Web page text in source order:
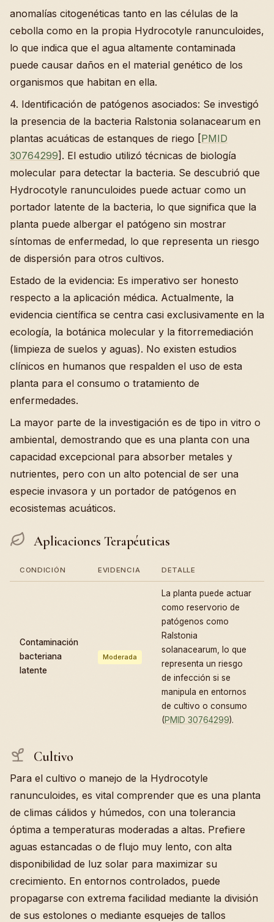
anomalías citogenéticas tanto en las células de la
cebolla como en la propia Hydrocotyle ranunculoides,
lo que indica que el agua altamente contaminada
puede causar daños en el material genético de los
organismos que habitan en ella.
4. Identificación de patógenos asociados: Se investigó
la presencia de la bacteria Ralstonia solanacearum en
plantas acuáticas de estanques de riego [PMID
30764299]. El estudio utilizó técnicas de biología
molecular para detectar la bacteria. Se descubrió que
Hydrocotyle ranunculoides puede actuar como un
portador latente de la bacteria, lo que significa que la
planta puede albergar el patógeno sin mostrar
síntomas de enfermedad, lo que representa un riesgo
de dispersión para otros cultivos.
Estado de la evidencia: Es imperativo ser honesto
respecto a la aplicación médica. Actualmente, la
evidencia científica se centra casi exclusivamente en la
ecología, la botánica molecular y la fitorremediación
(limpieza de suelos y aguas). No existen estudios
clínicos en humanos que respalden el uso de esta
planta para el consumo o tratamiento de
enfermedades.
La mayor parte de la investigación es de tipo in vitro o
ambiental, demostrando que es una planta con una
capacidad excepcional para absorber metales y
nutrientes, pero con un alto potencial de ser una
especie invasora y un portador de patógenos en
ecosistemas acuáticos.
Aplicaciones Terapéuticas
CONDICIÓN EVIDENCIA DETALLE
Contaminación
bacteriana
latente
Moderada
La planta puede actuar
como reservorio de
patógenos como
Ralstonia
solanacearum, lo que
representa un riesgo
de infección si se
manipula en entornos
de cultivo o consumo
(PMID 30764299).
Cultivo
Para el cultivo o manejo de la Hydrocotyle
ranunculoides, es vital comprender que es una planta
de climas cálidos y húmedos, con una tolerancia
óptima a temperaturas moderadas a altas. Prefiere
aguas estancadas o de flujo muy lento, con alta
disponibilidad de luz solar para maximizar su
crecimiento. En entornos controlados, puede
propagarse con extrema facilidad mediante la división
de sus estolones o mediante esquejes de tallos